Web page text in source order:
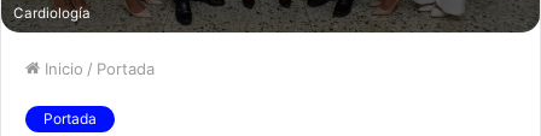
Cardiología
Inicio / Portada
Portada